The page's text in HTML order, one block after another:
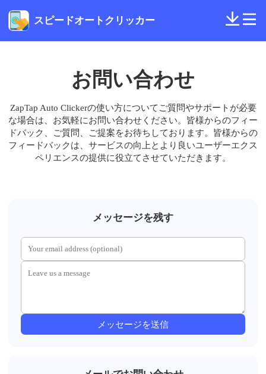
スピードオートクリッカー
お問い合わせ
ZapTap Auto Clickerの使い方についてご質問やサポートが必要
な場合は、お気軽にお問い合わせください。皆様からのフィー
ドバック、ご質問、ご提案をお待ちしております。皆様からの
フィードバックは、サービスの向上とより良いユーザーエクス
ペリエンスの提供に役立てさせていただきます。
メッセージを残す
メッセージを送信